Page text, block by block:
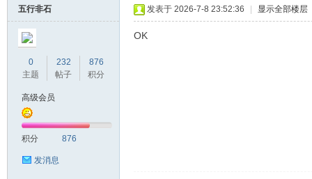
五行非石
0
主题
232
帖子
876
积分
高级会员
积分 876
发消息
发表于 2026-7-8 23:52:36 显示全部楼层
OK